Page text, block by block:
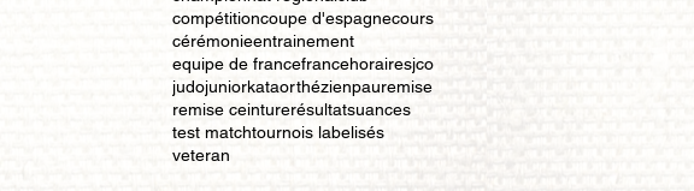
compétitioncoupe d'espagnecours
cérémonieentrainement
equipe de francefrancehorairesjco
judojuniorkataorthézienpauremise
remise ceinturerésultatsuances
test matchtournois labelisés
veteran